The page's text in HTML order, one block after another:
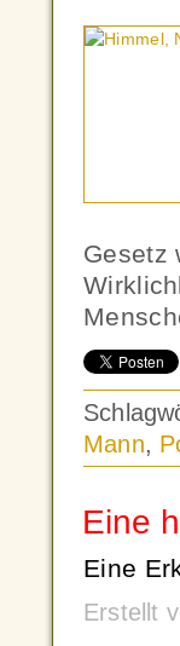
Gesetz
Mann,
Eine
Eine
Erstellt